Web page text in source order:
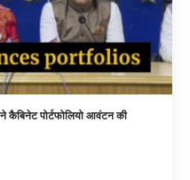
पोर्टफोलियो आवंटन की